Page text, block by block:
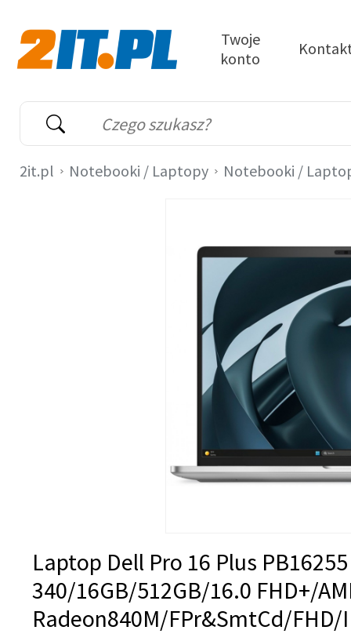
Wyszukiwarka
Słowo kluczowe
Twoje
konto
2it.pl Notebooki / Laptopy Notebooki /
Laptop Dell Pro 16 Plus
340/16GB/512GB/16.0 FHD+/
Radeon840M/FPr&SmtCd/